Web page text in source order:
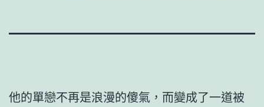
他的單戀不再是浪漫的傻氣，而變成了一道被